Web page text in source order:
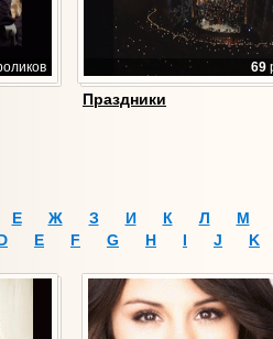
69
Праздники
Е Ж З И К Л
М
E F G H I J K